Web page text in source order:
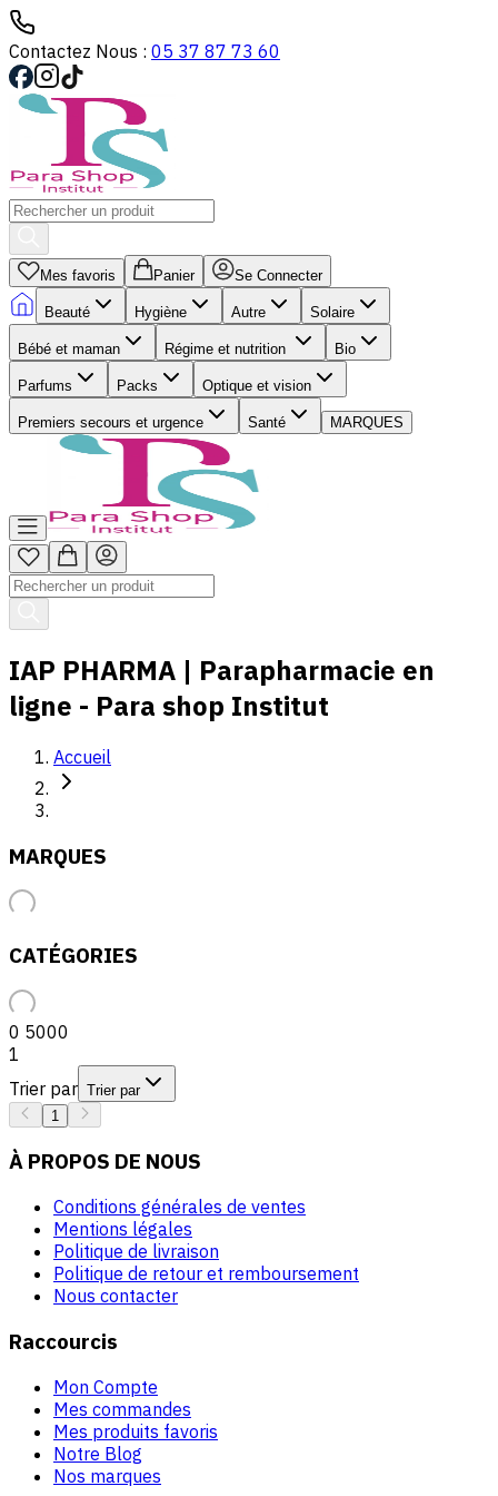
Contactez Nous : 05 37 87 73 60
Mes favoris Panier Se Connecter
Beauté Hygiène Autre Solaire
Bébé et maman Régime et nutrition Bio
Parfums Packs Optique et vision
Premiers secours et urgence Santé MARQUES
IAP PHARMA | Parapharmacie en
ligne - Para shop Institut
Accueil
MARQUES
CATÉGORIES
0 5000
1
Trier par Trier par
1
À PROPOS DE NOUS
Conditions générales de ventes
Mentions légales
Politique de livraison
Politique de retour et remboursement
Nous contacter
Raccourcis
Mon Compte
Mes commandes
Mes produits favoris
Notre Blog
Nos marques